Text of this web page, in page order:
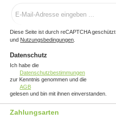
Mail-
Diese Seite ist durch reCAPTCHA
und Nutzungsbedingungen.
Datenschutz
Ich habe die
Datenschutzbestimmungen
zur Kenntnis genommen und die
AGB
gelesen und bin mit ihnen einverstanden.
Zahlungsarten